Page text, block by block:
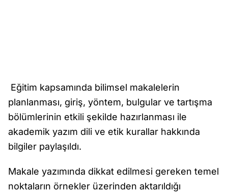
Eğitim kapsamında bilimsel makalelerin
planlanması, giriş, yöntem, bulgular ve tartışma
bölümlerinin etkili şekilde hazırlanması ile
akademik yazım dili ve etik kurallar hakkında
bilgiler paylaşıldı.
Makale yazımında dikkat edilmesi gereken temel
noktaların örnekler üzerinden aktarıldığı